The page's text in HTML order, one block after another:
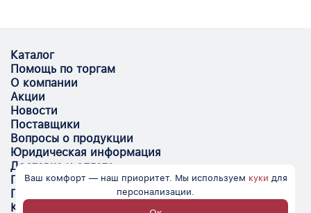
Каталог
Помощь по торгам
О компании
Акции
Новости
Поставщики
Вопросы о продукции
Юридическая информация
Доставка и оплата
Поставщикам
Помощь
Контакты
Ваш комфорт — наш приоритет. Мы используем куки для
персонализации.